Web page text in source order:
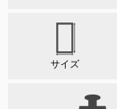
サイズ